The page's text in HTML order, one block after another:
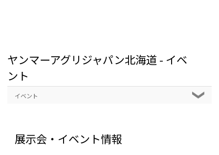
ヤンマーアグリジャパン北海道 - イベ
ント
イベント
展示会・イベント情報